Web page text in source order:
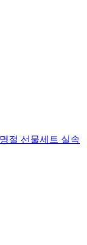
절 선물세트 실속